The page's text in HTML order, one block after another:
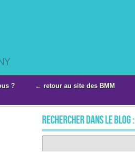
? ← retour au site des BMM
rechercher dans le blog :